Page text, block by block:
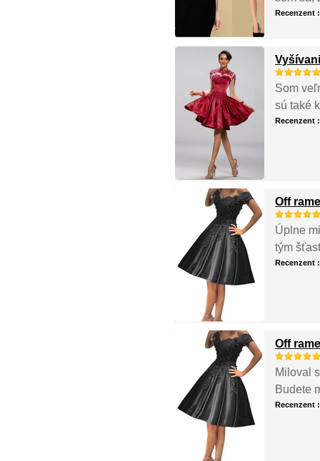
Recenzent
Som
sú také
Recenzent
Off
Úplne
tým
Recenzent
Off
Miloval
Budete
Recenzent